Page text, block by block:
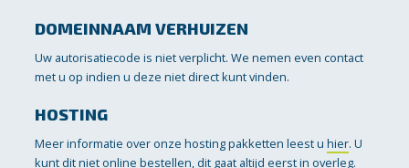
DOMEINNAAM VERHUIZEN
Uw autorisatiecode is niet verplicht. We nemen even contact
met u op indien u deze niet direct kunt vinden.
HOSTING
Meer informatie over onze hosting pakketten leest uhier. U
kunt dit niet online bestellen, dit gaat altijd eerst in overleg.